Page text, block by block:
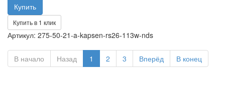
Купить в 1 клик
Артикул: 275-50-21-a-kapsen-rs26-113w-nds
В начало Назад 1 2 3 Вперёд В конец